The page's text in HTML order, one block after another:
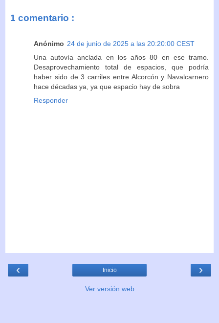
1 comentario :
Anónimo 24 de junio de 2025 a las 20:20:00 CEST
Una autovía anclada en los años 80 en ese tramo.
Desaprovechamiento total de espacios, que podría
haber sido de 3 carriles entre Alcorcón y Navalcarnero
hace décadas ya, ya que espacio hay de sobra
Responder
‹ ›
Inicio
Ver versión web